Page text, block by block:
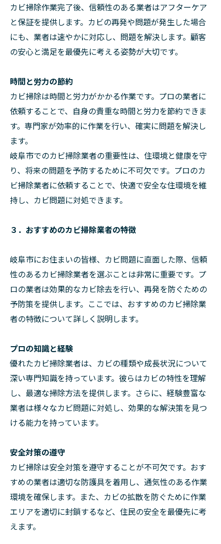
カビ掃除作業完了後、信頼性のある業者はアフターケア
と保証を提供します。カビの再発や問題が発生した場合
にも、業者は速やかに対応し、問題を解決します。顧客
の安心と満足を最優先に考える姿勢が大切です。
時間と労力の節約
カビ掃除は時間と労力がかかる作業です。プロの業者に
依頼することで、自身の貴重な時間と労力を節約できま
す。専門家が効率的に作業を行い、確実に問題を解決し
ます。
岐阜市でのカビ掃除業者の重要性は、住環境と健康を守
り、将来の問題を予防するために不可欠です。プロのカ
ビ掃除業者に依頼することで、快適で安全な住環境を維
持し、カビ問題に対処できます。
３．おすすめのカビ掃除業者の特徴
岐阜市にお住まいの皆様、カビ問題に直面した際、信頼
性のあるカビ掃除業者を選ぶことは非常に重要です。プ
ロの業者は効果的なカビ除去を行い、再発を防ぐための
予防策を提供します。ここでは、おすすめのカビ掃除業
者の特徴について詳しく説明します。
プロの知識と経験
優れたカビ掃除業者は、カビの種類や成長状況について
深い専門知識を持っています。彼らはカビの特性を理解
し、最適な掃除方法を提供します。さらに、経験豊富な
業者は様々なカビ問題に対処し、効果的な解決策を見つ
ける能力を持っています。
安全対策の遵守
カビ掃除は安全対策を遵守することが不可欠です。おす
すめの業者は適切な防護具を着用し、通気性のある作業
環境を確保します。また、カビの拡散を防ぐために作業
エリアを適切に封鎖するなど、住民の安全を最優先に考
えます。